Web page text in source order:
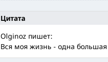
Цитата
Olginoz пишет:
Вся моя жизнь - одна